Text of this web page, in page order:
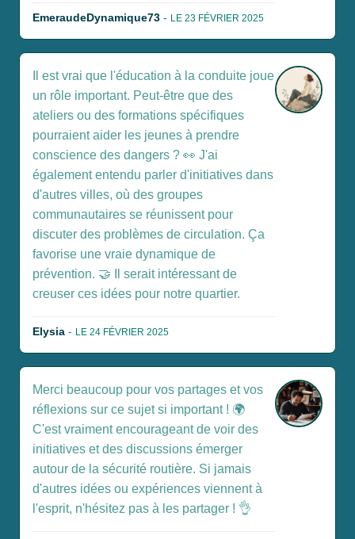
EmeraudeDynamique73 - LE 23 FÉVRIER 2025
Il est vrai que l'éducation à la conduite joue
un rôle important. Peut-être que des
ateliers ou des formations spécifiques
pourraient aider les jeunes à prendre
conscience des dangers ? 👀 J'ai
également entendu parler d'initiatives dans
d'autres villes, où des groupes
communautaires se réunissent pour
discuter des problèmes de circulation. Ça
favorise une vraie dynamique de
prévention. 🤝 Il serait intéressant de
creuser ces idées pour notre quartier.
Elysia - LE 24 FÉVRIER 2025
Merci beaucoup pour vos partages et vos
réflexions sur ce sujet si important ! 🌍
C'est vraiment encourageant de voir des
initiatives et des discussions émerger
autour de la sécurité routière. Si jamais
d'autres idées ou expériences viennent à
l'esprit, n'hésitez pas à les partager ! 👌